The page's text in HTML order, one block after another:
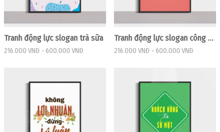
Tranh động lực slogan trà sữa
216.000 VNĐ - 600.000 VNĐ
Tranh động lực slogan công việc
216.000 VNĐ - 600.000 VNĐ